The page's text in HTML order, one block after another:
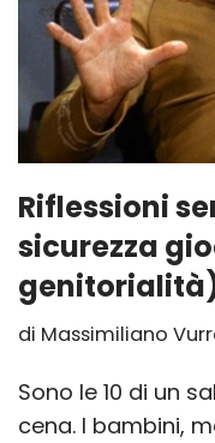
Riflessioni
sicurezza
di Massimiliano
Sono le 10 di un
cena. I bambini,